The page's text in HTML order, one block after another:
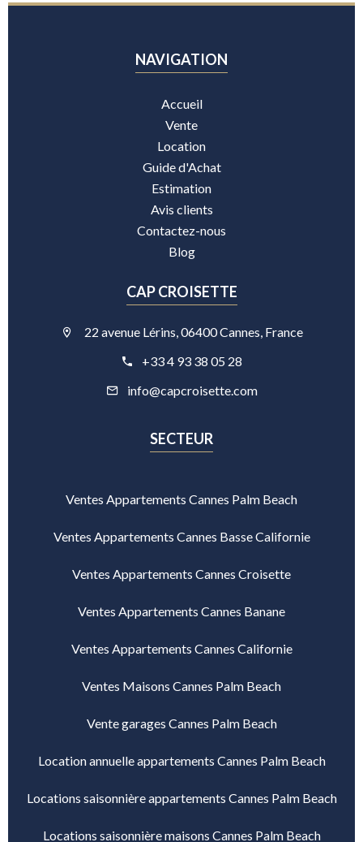
NAVIGATION
Accueil
Vente
Location
Guide d'Achat
Estimation
Avis clients
Contactez-nous
Blog
CAP CROISETTE
22 avenue Lérins, 06400 Cannes, France
+33 4 93 38 05 28
info@capcroisette.com
SECTEUR
Ventes Appartements Cannes Palm Beach
Ventes Appartements Cannes Basse Californie
Ventes Appartements Cannes Croisette
Ventes Appartements Cannes Banane
Ventes Appartements Cannes Californie
Ventes Maisons Cannes Palm Beach
Vente garages Cannes Palm Beach
Location annuelle appartements Cannes Palm Beach
Locations saisonnière appartements Cannes Palm Beach
Locations saisonnière maisons Cannes Palm Beach